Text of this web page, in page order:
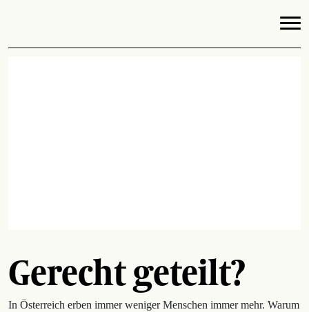
Gerecht geteilt?
In Österreich erben immer weniger Menschen immer mehr. Warum